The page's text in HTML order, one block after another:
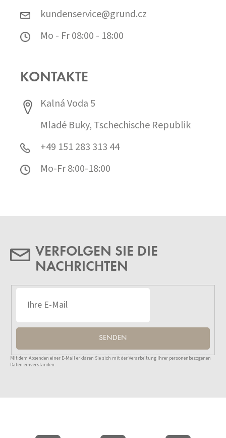
kundenservice@grund.cz
Mo - Fr 08:00 - 18:00
KONTAKTE
Kalná Voda 5
Mladé Buky, Tschechische Republik
+49 151 283 313 44
Mo-Fr 8:00-18:00
VERFOLGEN SIE DIE
NACHRICHTEN
SENDEN
Mit dem Absenden einer E-Mail erklären Sie sich mit der Verarbeitung Ihrer personenbezogenen
Daten einverstanden.